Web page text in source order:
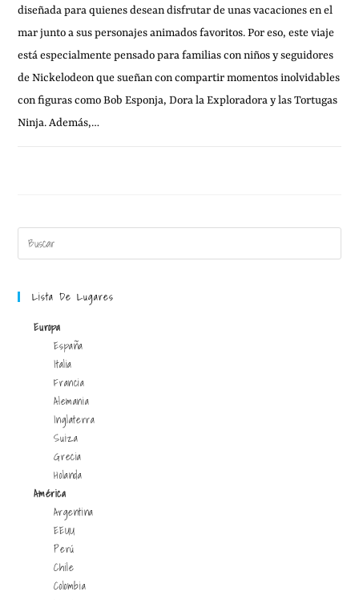
diseñada para quienes desean disfrutar de unas vacaciones en el
mar junto a sus personajes animados favoritos. Por eso, este viaje
está especialmente pensado para familias con niños y seguidores
de Nickelodeon que sueñan con compartir momentos inolvidables
con figuras como Bob Esponja, Dora la Exploradora y las Tortugas
Ninja. Además,…
Lista De Lugares
Europa
España
Italia
Francia
Alemania
Inglaterra
Suiza
Grecia
Holanda
América
Argentina
EEUU
Perú
Chile
Colombia